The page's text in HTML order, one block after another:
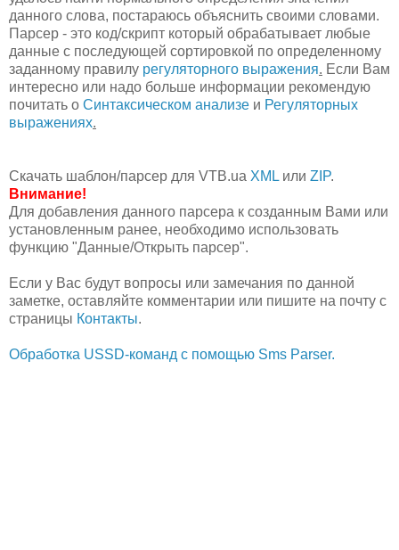
данного слова, постараюсь объяснить своими словами.
Парсер - это код/скрипт который обрабатывает любые
данные с последующей сортировкой по определенному
заданному правилу регуляторного выражения. Если Вам
интересно или надо больше информации рекомендую
почитать о Синтаксическом анализе и Регуляторных
выражениях.
Скачать шаблон/парсер для VTB.ua XML или ZIP.
Внимание!
Для добавления данного парсера к созданным Вами или
установленным ранее, необходимо использовать
функцию "Данные/Открыть парсер".
Если у Вас будут вопросы или замечания по данной
заметке, оставляйте комментарии или пишите на почту с
страницы Контакты.
Обработка USSD-команд с помощью Sms Parser.